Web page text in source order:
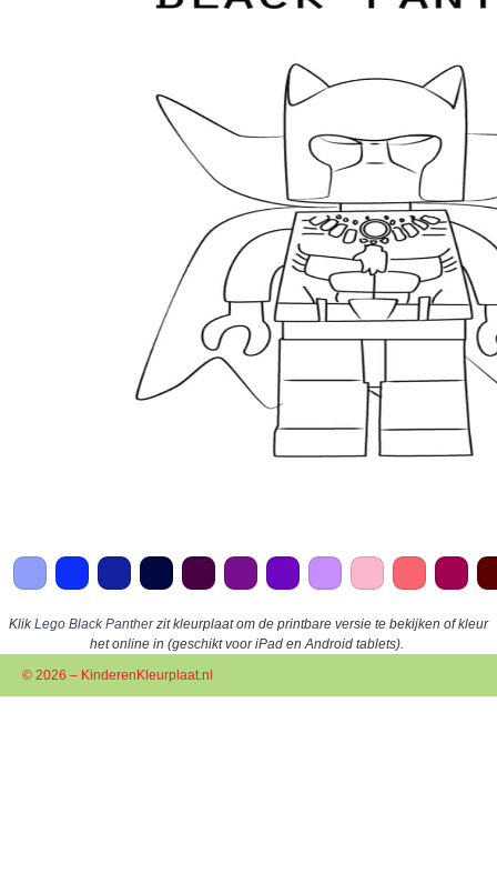
KlikLego Black Pantherzit kleurplaat om de printbare versie te bekijken of kleur
het online in (geschikt voor iPad en Android tablets).
© 2026 – KinderenKleurplaat.nl